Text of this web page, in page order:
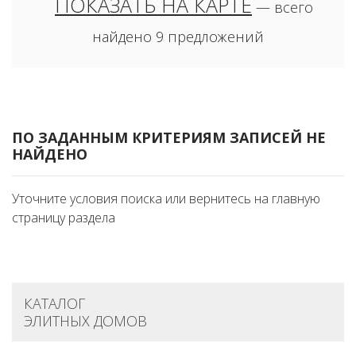
— всего
найдено 9 предложений
ПО ЗАДАННЫМ КРИТЕРИЯМ ЗАПИСЕЙ НЕ
НАЙДЕНО
Уточните условия поиска или вернитесь на главную
страницу раздела
КАТАЛОГ
ЭЛИТНЫХ ДОМОВ